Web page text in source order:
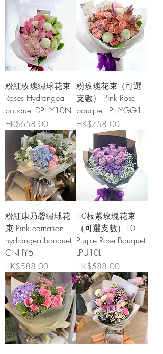
粉紅玫瑰繡球花束
Roses Hydrangea
bouquet DPHY10N
價格
HK$658.00
粉玫瑰花束（可選
支數） Pink Rose
bouquet LPHYGG1
價格
HK$758.00
粉紅康乃馨繡球花
束 Pink carnation
hydrangea bouquet
CNHY6
價格
HK$588.00
10枝紫玫瑰花束
（可選支數）10
Purple Rose Bouquet
LPU10L
價格
HK$588.00